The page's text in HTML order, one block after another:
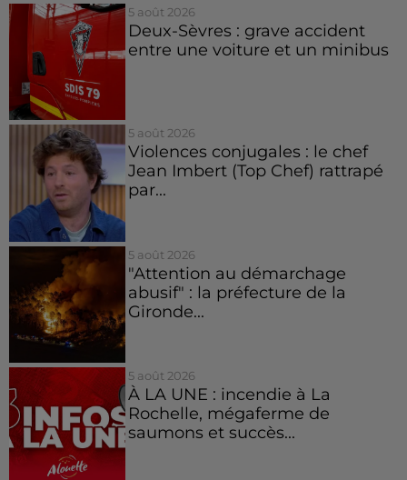
5 août 2026
Deux-Sèvres : grave accident
entre une voiture et un minibus
5 août 2026
Violences conjugales : le chef
Jean Imbert (Top Chef) rattrapé
par...
5 août 2026
"Attention au démarchage
abusif" : la préfecture de la
Gironde...
5 août 2026
À LA UNE : incendie à La
Rochelle, mégaferme de
saumons et succès...